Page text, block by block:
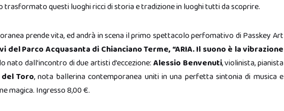
questi luoghi ricci di storia e tradizione in luoghi tutti da scoprire.
prende vita, ed andrà in scena il primo spettacolo perfomativo di Passkey Art
del Parco Acquasanta di Chianciano Terme, “ARIA. Il suono è la vibrazione
nato dall’incontro di due artisti d’eccezione:Alessio Benvenuti, violinista, pianista
Toro, nota ballerina contemporanea uniti in una perfetta sintonia di musica e
magica. Ingresso 8,00 €.